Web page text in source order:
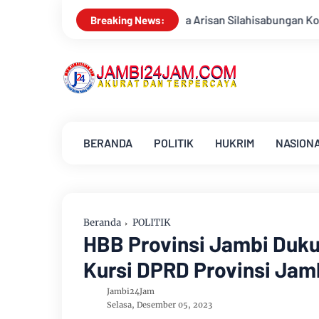
Breaking News:
Arisan Silahisabungan Kota Jambi Sambut HUT
BERANDA POLITIK HUKRIM
Beranda POLITIK
HBB Provinsi Jambi
Kursi DPRD Provinsi
Jambi24Jam
Selasa, Desember 05, 2023